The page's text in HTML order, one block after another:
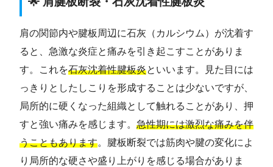
肩の関節内や腱板周辺に石灰（カルシウム）が沈着す
ると、急激な炎症と痛みを引き起こすことがありま
す。これを石灰沈着性腱板炎といいます。見た目には
っきりとしたしこりを形成することは少ないですが、
局所的に硬くなった組織として触れることがあり、押
すと強い痛みを感じます。 急性期には激烈な痛みを伴
うこともあります。腱板断裂では筋肉や腱の変化によ
り局所的な硬さや盛り上がりを感じる場合がありま